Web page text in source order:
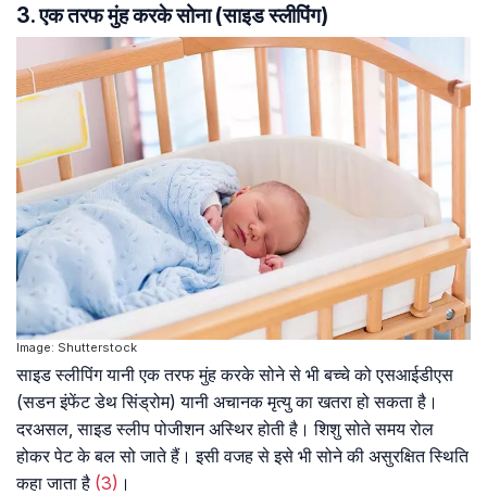
3. एक तरफ मुंह करके सोना (साइड स्लीपिंग)
Image: Shutterstock
साइड स्लीपिंग यानी एक तरफ मुंह करके सोने से भी बच्चे को एसआईडीएस
(सडन इंफेंट डेथ सिंड्रोम) यानी अचानक मृत्यु का खतरा हो सकता है।
दरअसल, साइड स्लीप पोजीशन अस्थिर होती है। शिशु सोते समय रोल
होकर पेट के बल सो जाते हैं। इसी वजह से इसे भी सोने की असुरक्षित स्थिति
कहा जाता है (3) ।